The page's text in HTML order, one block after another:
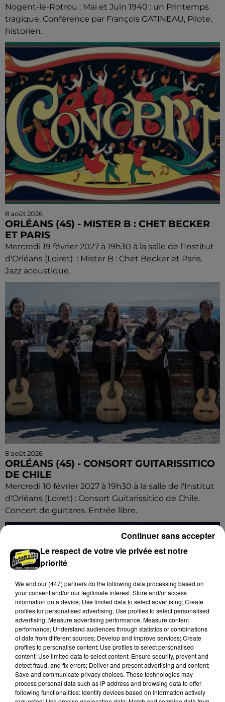
Nogent-le-Rotrou : Mai et Juin 1940 : un Printemps
tragique. Conférence par François GATINEAU, Pilote,
historien.
8 août 2026
ORLÉANS (45) - MISTER B : CHET BECKER
ET PARIS
Mercredi 19 février 2027 à 19h30 à la salle de l'Institut
d'Orléans (Loiret) : Mister B : Chet Becker et Paris.
Jazz acoustique.
8 août 2026
ORLÉANS (45) - CONSORT GUITARISSITICO
DE CHILE
Mercredi 10 février 2027 à 19h30 à la salle de l'Institut
d'Orléans (Loiret) : Consort Guitarissitico de Chile.
Concert de guitares. Entrée libre.
8 août 2026
Le respect de votre vie privée est notre
priorité
We and our (447) partnersdo the following data processing based on
your consent and/or our legitimate interest: Store and/or access
information on a device; Use limited data to select advertising; Create
profiles for personalised advertising; Use profiles to select personalised
advertising; Measure advertising performance; Measure content
performance; Understand audiences through statistics or combinations
of data from different sources; Develop and improve services; Create
profiles to personalise content; Use profiles to select personalised
content; Use limited data to select content; Ensure security, prevent and
detect fraud, and fix errors; Deliver and present advertising and content;
Save and communicate privacy choices. These technologies may
process personal data such as IP address and browsing data to offer
following functionalities: Identify devices based on information actively
Continuer sans accepter